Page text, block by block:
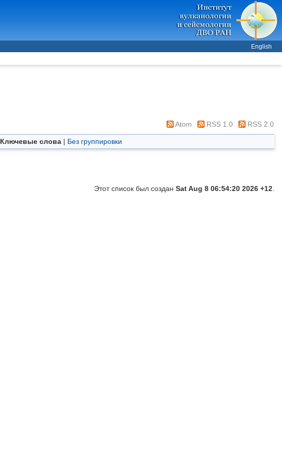
English
Atom RSS 1.0 RSS 2.0
Ключевые слова | Без группировки
Этот список был создан Sat Aug 8 06:54:20 2026 +12